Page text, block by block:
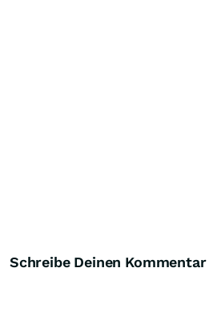
Schreibe Deinen Kommentar